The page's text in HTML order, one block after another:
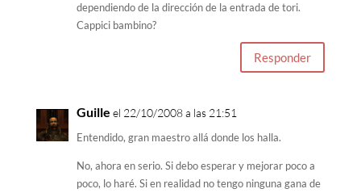
dependiendo de la dirección de la entrada de tori.
Cappici bambino?
Responder
Guille el 22/10/2008 a las 21:51
Entendido, gran maestro allá donde los halla.
No, ahora en serio. Si debo esperar y mejorar poco a
poco, lo haré. Si en realidad no tengo ninguna gana de